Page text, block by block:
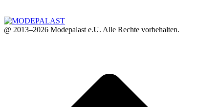
@ 2013–2026 Modepalast e.U. Alle Rechte vorbehalten.